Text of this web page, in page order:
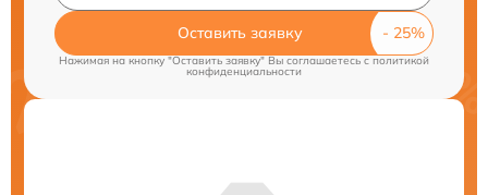
Оставить заявку
Нажимая на кнопку "Оставить заявку" Вы соглашаетесь c политикой
конфиденциальности